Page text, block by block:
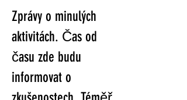
Zprávy o minulých
aktivitách. Čas od
času zde budu
informovat o